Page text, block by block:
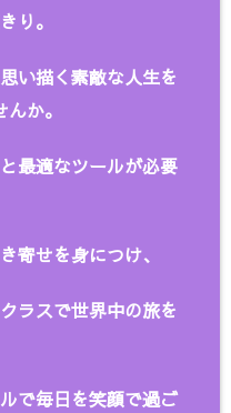
り。
い描く素敵な人生を
か。
最適なツールが必要
寄せを身につけ、
ラスで世界中の旅を
で毎日を笑顔で過ご